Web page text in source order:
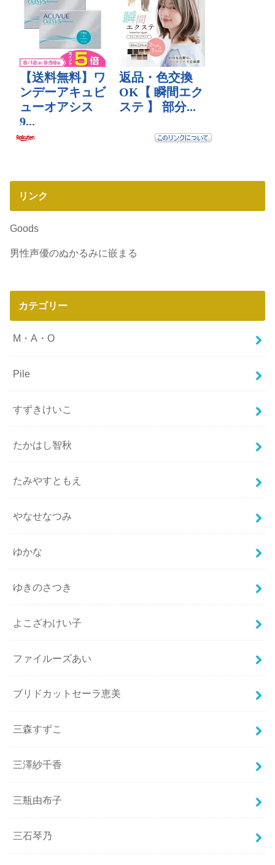
リンク
Goods
男性声優のぬかるみに嵌まる
カテゴリー
M・A・O
Pile
すずきけいこ
たかはし智秋
たみやすともえ
やなせなつみ
ゆかな
ゆきのさつき
よこざわけい子
ファイルーズあい
ブリドカットセーラ恵美
三森すずこ
三澤紗千香
三瓶由布子
三石琴乃